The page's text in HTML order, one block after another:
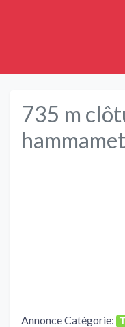
735 m
Annonce Catégorie: